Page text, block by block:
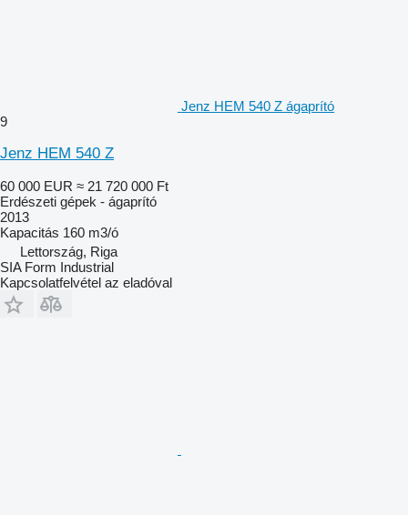
Jenz HEM 540 Z ágaprító
9
Jenz HEM 540 Z
60 000 EUR ≈ 21 720 000 Ft
Erdészeti gépek - ágaprító
2013
Kapacitás 160 m3/ó
Lettország, Riga
SIA Form Industrial
Kapcsolatfelvétel az eladóval